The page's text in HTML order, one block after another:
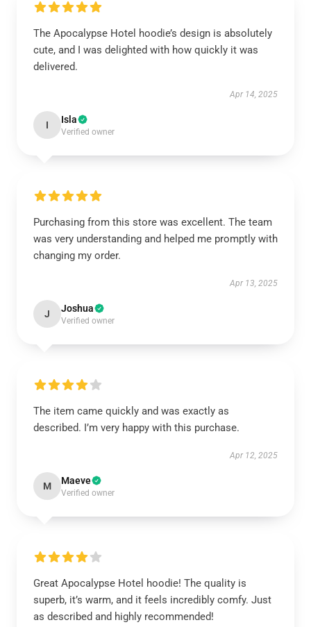
The Apocalypse Hotel hoodie’s design is absolutely
cute, and I was delighted with how quickly it was
delivered.
Apr 14, 2025
I Isla
Verified owner
Purchasing from this store was excellent. The team
was very understanding and helped me promptly with
changing my order.
Apr 13, 2025
J Joshua
Verified owner
The item came quickly and was exactly as
described. I’m very happy with this purchase.
Apr 12, 2025
M Maeve
Verified owner
Great Apocalypse Hotel hoodie! The quality is
superb, it’s warm, and it feels incredibly comfy. Just
as described and highly recommended!